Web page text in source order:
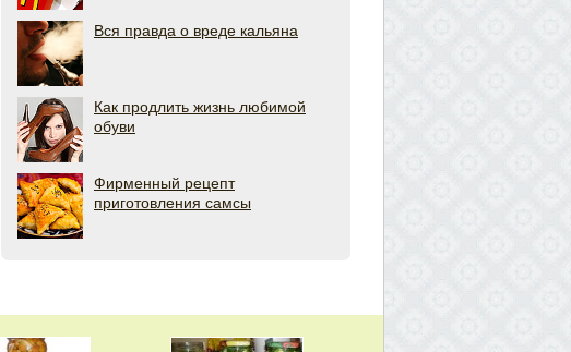
Вся правда о вреде кальяна
Как продлить жизнь любимой
обуви
Фирменный рецепт
приготовления самсы